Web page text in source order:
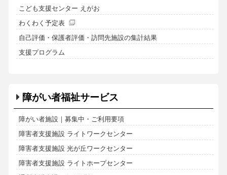
こども支援センター えがお
わくわく予定表
自己評価・保護者評価・訪問先施設の集計結果
支援プログラム
障がい者福祉サービス
障がい者施設｜募集中・ご利用要項
障害者支援施設 ライトワークセンター
障害者支援施設 光が丘ワークセンター
障害者支援施設 ライトホープセンター